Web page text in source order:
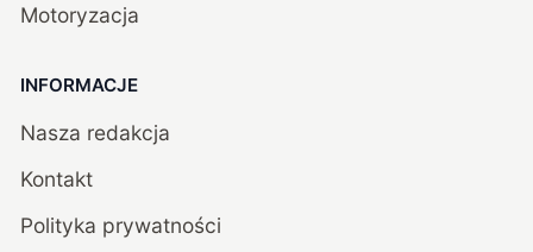
Motoryzacja
INFORMACJE
Nasza redakcja
Kontakt
Polityka prywatności